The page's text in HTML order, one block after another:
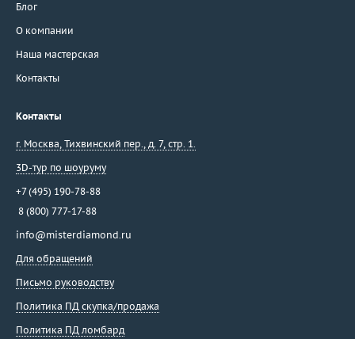
Блог
О компании
Наша мастерская
Контакты
Контакты
г. Москва, Тихвинский пер., д. 7, стр. 1.
3D-тур по шоуруму
+7 (495) 190-78-88
8 (800) 777-17-88
info@misterdiamond.ru
Для обращений
Письмо руководству
Политика ПД скупка/продажа
Политика ПД ломбард